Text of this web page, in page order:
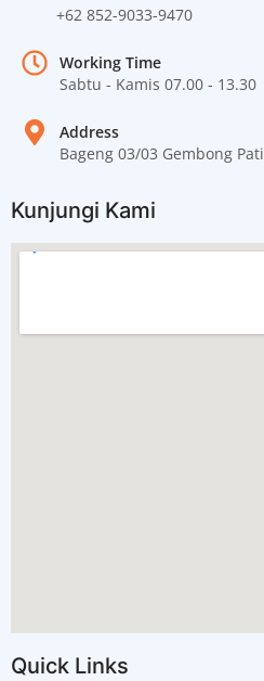
+62 852-9033-9470
Working Time
Sabtu - Kamis 07.00 - 13.30
Address
Bageng 03/03 Gembong Pati
Kunjungi Kami
Quick Links